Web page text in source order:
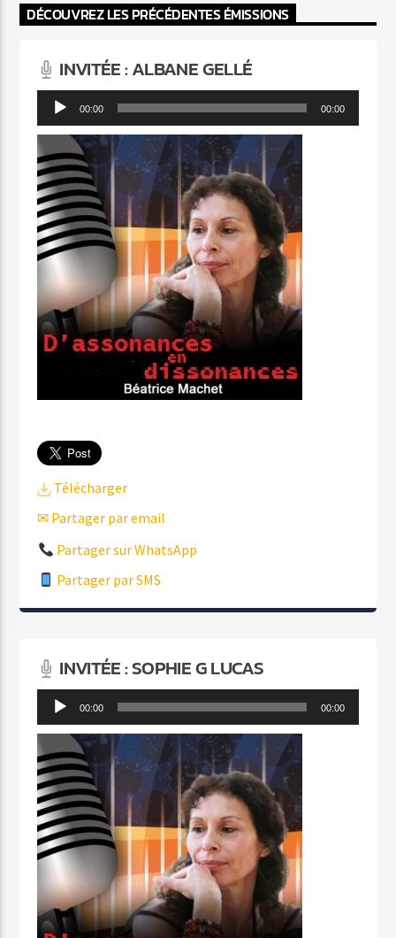
DÉCOUVREZ LES PRÉCÉDENTES ÉMISSIONS
INVITÉE : ALBANE GELLÉ
Lecteur
audio
00:00 00:00
Télécharger
✉ Partager par email
Partager sur WhatsApp
Partager par SMS
INVITÉE : SOPHIE G LUCAS
Lecteur 00:00 00:00